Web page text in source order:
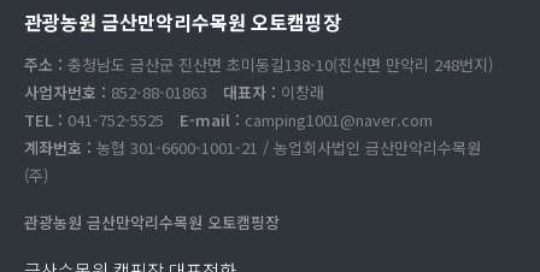
관광농원 금산만악리수목원 오토캠핑장
주소 : 충청남도 금산군 진산면 초미동길138-10(진산면 만악리 248번지)
사업자번호 : 852-88-01863 대표자 : 이창래
TEL : 041-752-5525 E-mail : camping1001@naver.com
계좌번호 : 농협 301-6600-1001-21 / 농업회사법인 금산만악리수목원
(주)
관광농원 금산만악리수목원 오토캠핑장